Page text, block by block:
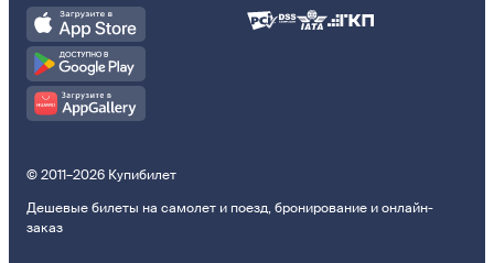
© 2011–2026 Купибилет
Дешевые билеты на самолет и поезд, бронирование и онлайн-
заказ